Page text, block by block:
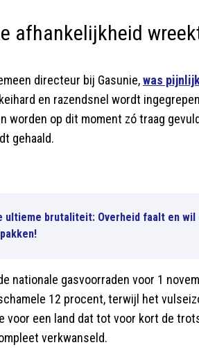
afhankelijkheid
directeur bij Gasunie,was
en razendsnel wordt
worden op dit moment zó traag
gehaald.
ultieme brutaliteit: Overheid faalt en
nationale gasvoorraden voor 1
12 procent, terwijl het
voor een land dat tot voor kort de
verkwanseld.